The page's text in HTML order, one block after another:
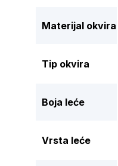
Materijal okvira
Tip okvira
Boja leće
Vrsta leće